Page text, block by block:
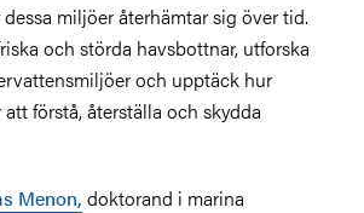
miljöer återhämtar sig över tid.
och störda havsbottnar, utforska
och upptäck hur
förstå, återställa och skydda
Menon, doktorand i marina